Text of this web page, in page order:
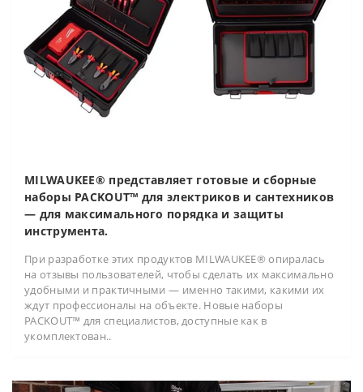
MILWAUKEE® представляет готовые и сборные
наборы PACKOUT™ для электриков и сантехников
— для максимального порядка и защиты
инструмента.
При разработке этих продуктов MILWAUKEE® опиралась
на отзывы пользователей, чтобы сделать их максимально
удобными и практичными — именно такими, какими их
ждут профессионалы на объекте. Новые наборы
PACKOUT™ для специалистов, доступные как в
укомплектован..